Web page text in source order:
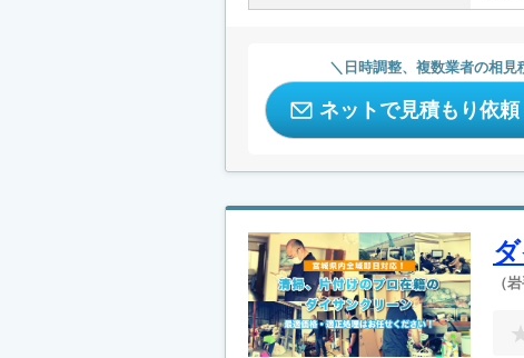
日時調整、複数業者の相見
ネットで見積もり依
（